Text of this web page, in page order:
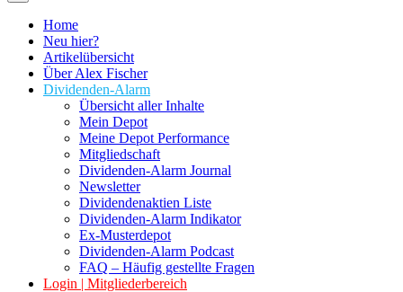
Home
Neu hier?
Artikelübersicht
Über Alex Fischer
Dividenden-Alarm
Übersicht aller Inhalte
Mein Depot
Meine Depot Performance
Mitgliedschaft
Dividenden-Alarm Journal
Newsletter
Dividendenaktien Liste
Dividenden-Alarm Indikator
Ex-Musterdepot
Dividenden-Alarm Podcast
FAQ – Häufig gestellte Fragen
Login | Mitgliederbereich